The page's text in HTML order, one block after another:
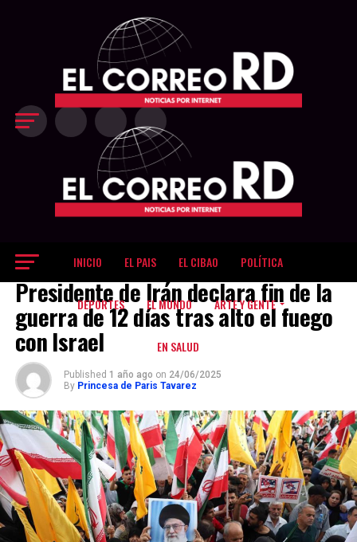
INICIO EL PAIS EL CIBAO POLÍTICA
DEPORTES EL MUNDO ARTE Y GENTE
EN SALUD
EL MUNDO
Presidente de Irán declara fin de la
guerra de 12 días tras alto el fuego
con Israel
Published 1 año ago on 24/06/2025
By Princesa de Paris Tavarez
Exit mobile version